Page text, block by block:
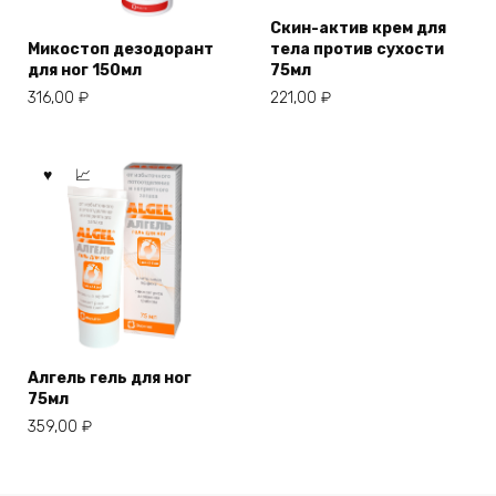
Микостоп дезодорант
для ног 150мл
316,00 ₽
Скин-актив крем для
тела против сухости
75мл
221,00 ₽
Алгель гель для ног
75мл
359,00 ₽